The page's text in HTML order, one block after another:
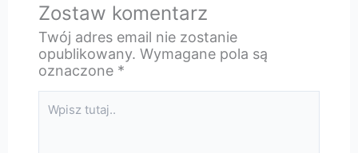
Zostaw komentarz
Twój adres email nie zostanie
opublikowany. Wymagane pola są
oznaczone *
tutaj..